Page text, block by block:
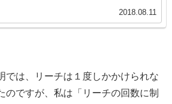
2018.08.11
では、リーチは１度しかかけられな
のですが、私は「リーチの回数に制